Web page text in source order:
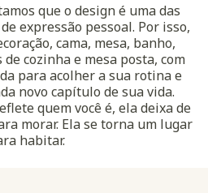
que o design é uma das
expressão pessoal. Por isso,
cama, mesa, banho,
cozinha e mesa posta, com
para acolher a sua rotina e
novo capítulo de sua vida.
quem você é, ela deixa de
morar. Ela se torna um lugar
habitar.